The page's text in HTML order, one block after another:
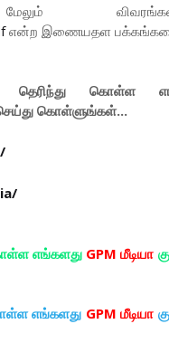
என்ற இணையதள
தெரிந்து கொள்ள
கொள்ளுங்கள்...
எங்களது GPM மீடியா
எங்களது GPM மீடியா